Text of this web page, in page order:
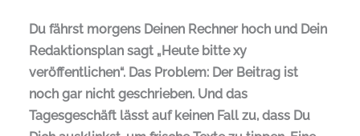
Du fährst morgens Deinen Rechner hoch und Dein
Redaktionsplan sagt „Heute bitte xy
veröffentlichen“. Das Problem: Der Beitrag ist
noch gar nicht geschrieben. Und das
Tagesgeschäft lässt auf keinen Fall zu, dass Du